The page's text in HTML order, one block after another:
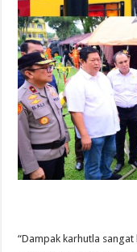
“Dampak karhutla